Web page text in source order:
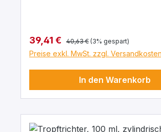
Verkaufspreis:
39,41 € Regulärer Preis:
40,63 € (3% gespart)
Preise exkl. MwSt. zzgl. Versandkosten
In den Warenkorb